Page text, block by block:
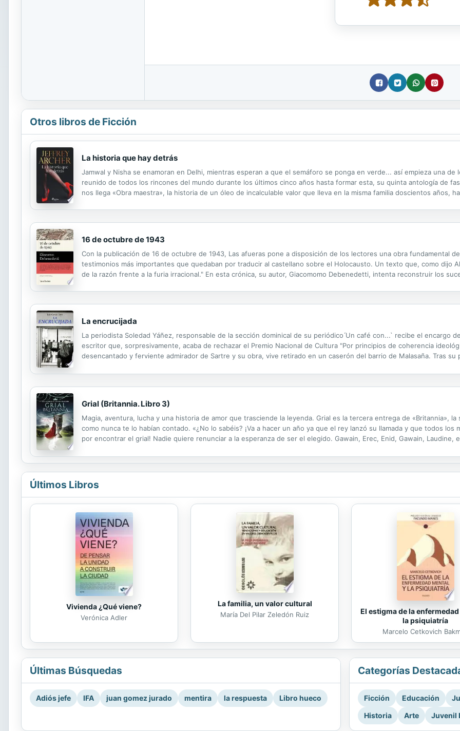
Otros libros de Ficción
La historia que hay detrás
Jamwal y Nisha se enamoran en Delhi, mientras esperan a que el semáforo se ponga en verde... así empieza una
reunido de todos los rincones del mundo durante los últimos cinco años hasta formar esta, su quinta antología de
nos llega «Obra maestra», la historia de un óleo de incalculable valor que lleva en la misma familia doscientos años,
16 de octubre de 1943
Con la publicación de 16 de octubre de 1943, Las afueras pone a disposición de los lectores una obra fundamental
testimonios más importantes que quedaban por traducir al castellano sobre el Holocausto. Un texto que, como dijo
de la razón frente a la furia irracional." En esta crónica, su autor, Giacomomo Debenedetti, intenta reconstruir los
La encrucijada
La periodista Soledad Yáñez, responsable de la sección dominical de su periódico ́Un café con...` recibe el encargo
escritor que, sorpresivamente, acaba de rechazar el Premio Nacional de Cultura "Por principios de coherencia
desencantado y ferviente admirador de Sartre y su obra, vive retirado en un caserón del barrio de Malasaña. Tras su
Grial (Britannia. Libro 3)
Magia, aventura, lucha y una historia de amor que trasciende la leyenda. Grial es la tercera entrega de «Britannia»,
como nunca te lo habían contado. «¿No lo sabéis? ¡Va a hacer un año ya que el rey lanzó su llamada y que todos los
por encontrar el grial! Nadie quiere renunciar a la esperanza de ser el elegido. Gawain, Erec, Enid, Gawain, Laudine,
Últimos Libros
Vivienda ¿Qué viene?
Verónica Adler
La familia, un valor cultural
María Del Pilar Zeledón Ruiz
El estigma de la
la psiquiatría
Marcelo Cetkovich
Últimas Búsquedas
Adiós jefe IFA juan gomez jurado mentira la respuesta Libro hueco
Categorías
Ficción Educación
Historia
Arte Juvenil